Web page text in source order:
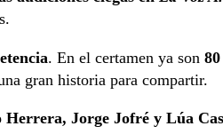
. En el certamen ya son
gran historia para compartir.
Jorge Jofré y Lúa